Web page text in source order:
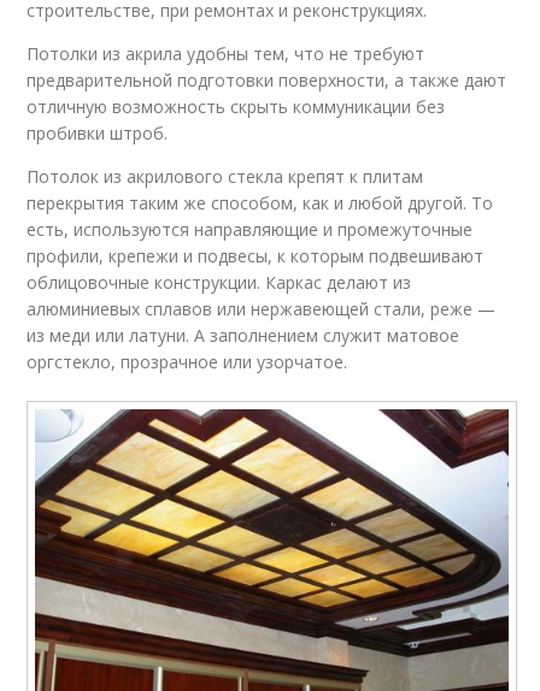
строительстве, при ремонтах и реконструкциях.
Потолки из акрила удобны тем, что не требуют
предварительной подготовки поверхности, а также дают
отличную возможность скрыть коммуникации без
пробивки штроб.
Потолок из акрилового стекла крепят к плитам
перекрытия таким же способом, как и любой другой. То
есть, используются направляющие и промежуточные
профили, крепежи и подвесы, к которым подвешивают
облицовочные конструкции. Каркас делают из
алюминиевых сплавов или нержавеющей стали, реже —
из меди или латуни. А заполнением служит матовое
оргстекло, прозрачное или узорчатое.